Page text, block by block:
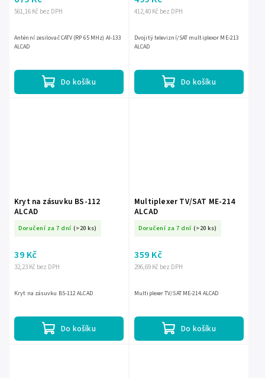
561,16 Kč bez DPH
Do košíku
Anténní zesilovač CATV (RP 65 MHz) AI-133
ALCAD
412,40 Kč bez DPH
Do košíku
Dvojitý televizní/SAT multiplexor ME-213
ALCAD
Kryt na zásuvku BS-112
ALCAD
Doručení za 7 dní (>20 ks)
32,23 Kč bez DPH
39 Kč
Do košíku
Kryt na zásuvku BS-112 ALCAD
Multiplexer TV/SAT ME-214
ALCAD
Doručení za 7 dní (>20 ks)
296,69 Kč bez DPH
359 Kč
Do košíku
Multiplexer TV/SAT ME-214 ALCAD